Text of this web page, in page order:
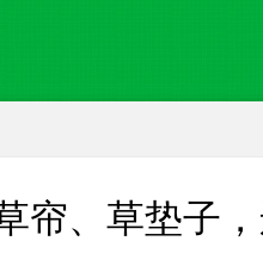
帘、草垫子